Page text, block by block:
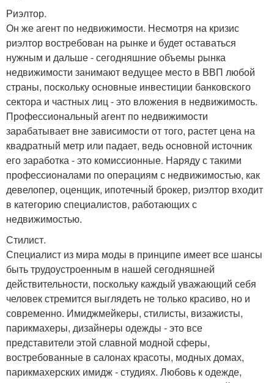
Риэлтор.
Он же агент по недвижимости. Несмотря на кризис
риэлтор востребован на рынке и будет оставаться
нужным и дальше - сегодняшние объемы рынка
недвижимости занимают ведущее место в ВВП любой
страны, поскольку основные инвестиции банковского
сектора и частных лиц - это вложения в недвижимость.
Профессиональный агент по недвижимости
зарабатывает вне зависимости от того, растет цена на
квадратный метр или падает, ведь основной источник
его заработка - это комиссионные. Наряду с такими
профессионалами по операциям с недвижимостью, как
девелопер, оценщик, ипотечный брокер, риэлтор входит
в категорию специалистов, работающих с
недвижимостью.
Стилист.
Специалист из мира моды в принципе имеет все шансы
быть трудоустроенным в нашей сегодняшней
действительности, поскольку каждый уважающий себя
человек стремится выглядеть не только красиво, но и
современно. Имиджмейкеры, стилисты, визажисты,
парикмахеры, дизайнеры одежды - это все
представители этой славной модной сферы,
востребованные в салонах красоты, модных домах,
парикмахерских имидж - студиях. Любовь к одежде,